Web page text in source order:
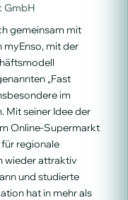
GmbH
gemeinsam mit
myEnso, mit der
„Fast
im
Mit seiner Idee der
Online-Supermarkt
regionale
wieder attraktiv
und studierte
hat in mehr als